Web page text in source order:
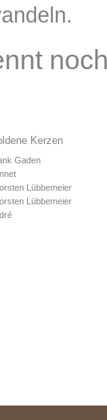
Kerzen
Gaden
Lübbemeier
Lübbemeier